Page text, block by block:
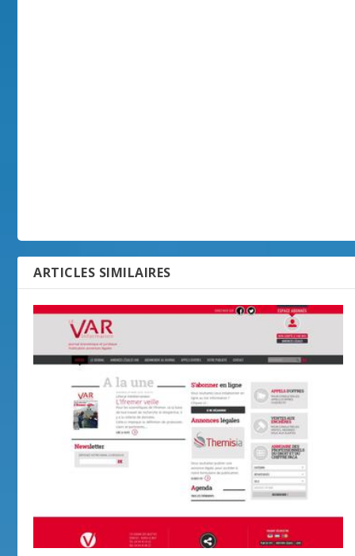
ARTICLES SIMILAIRES